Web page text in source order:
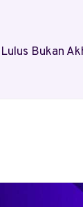
Bukan